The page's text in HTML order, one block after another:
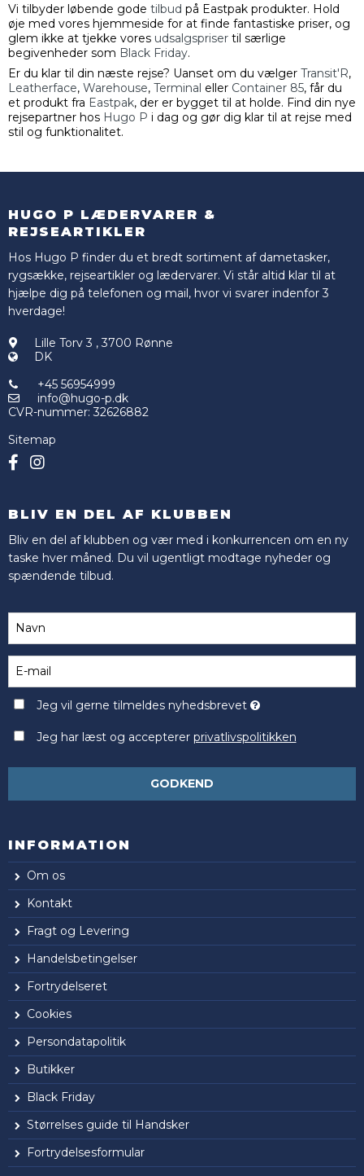
Vi tilbyder løbende gode tilbud på Eastpak produkter. Hold
øje med vores hjemmeside for at finde fantastiske priser, og
glem ikke at tjekke vores udsalgspriser til særlige
begivenheder som Black Friday.
Er du klar til din næste rejse? Uanset om du vælger Transit'R,
Leatherface, Warehouse, Terminal eller Container 85, får du
et produkt fra Eastpak, der er bygget til at holde. Find din nye
rejsepartner hos Hugo P i dag og gør dig klar til at rejse med
stil og funktionalitet.
HUGO P LÆDERVARER &
REJSEARTIKLER
Hos Hugo P finder du et bredt sortiment af dametasker,
rygsække, rejseartikler og lædervarer. Vi står altid klar til at
hjælpe dig på telefonen og mail, hvor vi svarer indenfor 3
hverdage!
Lille Torv 3 ,3700 Rønne
DK
+45 56954999
info@hugo-p.dk
CVR-nummer: 32626882
Sitemap
BLIV EN DEL AF KLUBBEN
Bliv en del af klubben og vær med i konkurrencen om en ny
taske hver måned. Du vil ugentligt modtage nyheder og
spændende tilbud.
Jeg vil gerne tilmeldes nyhedsbrevet
Jeg har læst og accepterer privatlivspolitikken
GODKEND
INFORMATION
Om os
Kontakt
Fragt og Levering
Handelsbetingelser
Fortrydelseret
Cookies
Persondatapolitik
Butikker
Black Friday
Størrelses guide til Handsker
Fortrydelsesformular